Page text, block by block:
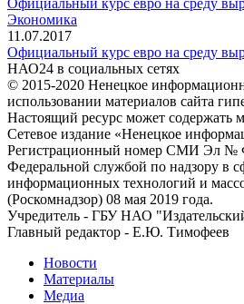
Официальный курс евро на среду
Экономика
11.07.2017
Официальный курс евро на среду
НАО24 в социальных сетях
© 2015-2020 Ненецкое
использовании материалов сайта
Настоящий ресурс может содержать
Сетевое издание «Ненецкое
Регистрационный номер СМИ Эл №
Федеральной службой по надзору в
информационных технологий и
(Роскомнадзор) 08 мая 2019 года.
Учредитель - ГБУ НАО
Главный редактор - Е.Ю. Тимофеев
Новости
Материалы
Медиа